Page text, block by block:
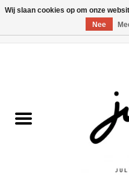
Kledij jongens
Wij slaan cookies op om onze
Nee